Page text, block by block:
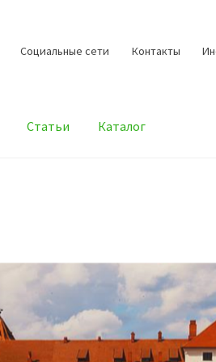
Cоциальные сети Контакты
Статьи Каталог